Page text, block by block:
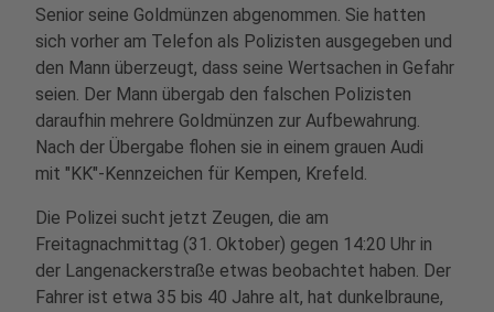
Senior seine Goldmünzen abgenommen. Sie hatten
sich vorher am Telefon als Polizisten ausgegeben und
den Mann überzeugt, dass seine Wertsachen in Gefahr
seien. Der Mann übergab den falschen Polizisten
daraufhin mehrere Goldmünzen zur Aufbewahrung.
Nach der Übergabe flohen sie in einem grauen Audi
mit "KK"-Kennzeichen für Kempen, Krefeld.
Die Polizei sucht jetzt Zeugen, die am
Freitagnachmittag (31. Oktober) gegen 14:20 Uhr in
der Langenackerstraße etwas beobachtet haben. Der
Fahrer ist etwa 35 bis 40 Jahre alt, hat dunkelbraune,